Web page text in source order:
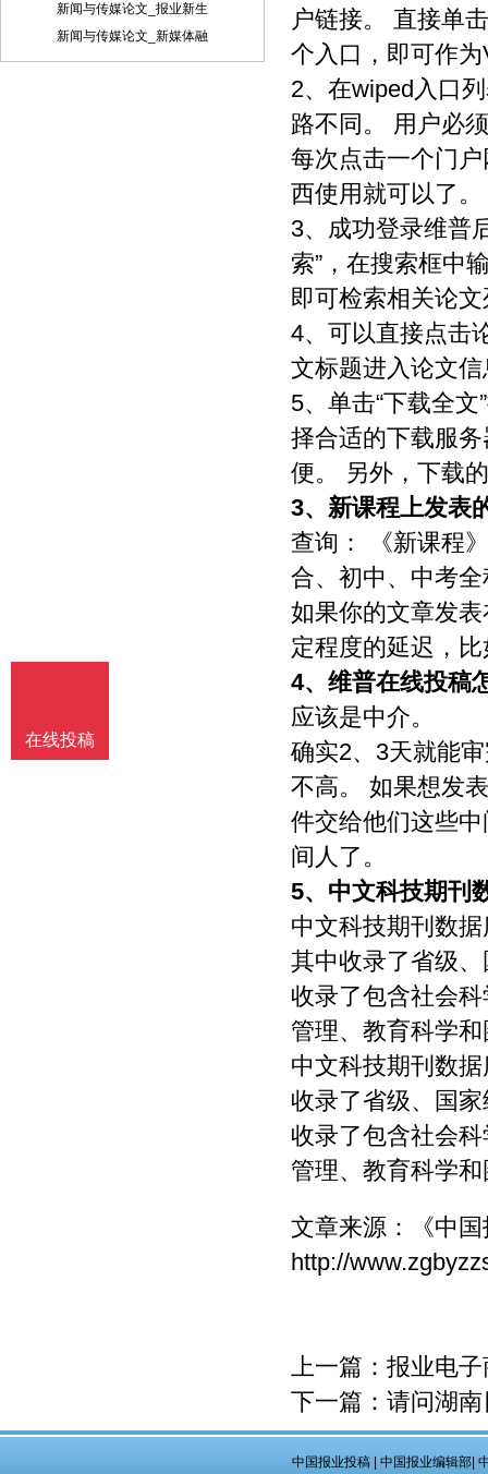
稿件内容投递到相关编辑信箱 三、稿件著
作权： 1、 投稿人保证其向我方所投之作
新闻与传媒论文_报业新生
新闻与传媒论文_新媒体融
户链接。 直接单
个入口，即可作
2、在wiped入口
路不同。 用户必
每次点击一个门
西使用就可以了。
3、成功登录维普
索”，在搜索框中
即可检索相关论
4、可以直接点击
文标题进入论文
5、单击“下载全
择合适的下载服
便。 另外，下载
3、 新课程上发表
查询： 《新课程
合、初中、中考
如果你的文章发
定程度的延迟，
4、 维普在线投稿
应该是中介。
确实2、3天就能
不高。 如果想发
件交给他们这些
间人了。
5、 中文科技期刊
中文科技期刊数
其中收录了省级
收录了包含社会
管理、教育科学
中文科技期刊数
收录了省级、国
收录了包含社会
管理、教育科学
文章来源：
《中
http://
上一篇： 报业电
下一篇： 请问湖
中国报业投稿| 中国报业编辑部|
在线投稿